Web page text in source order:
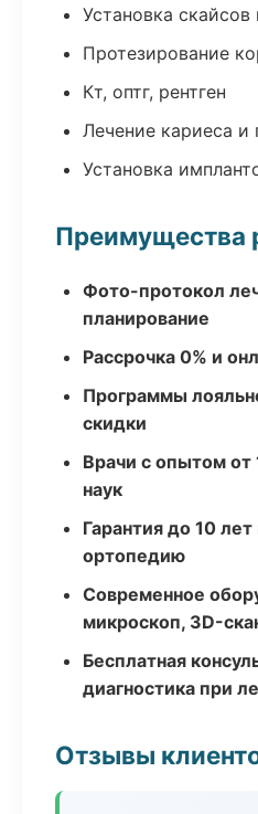
Установка
Протезирование
Кт, оптг, рентген
Лечение кариеса и
Установка
Преимущества
Фото-протокол
планирование
Рассрочка 0% и
Программы
скидки
Врачи с опытом от
наук
Гарантия до 10
ортопедию
Современное
микроскоп, 3D-
Бесплатная
диагностика при
Отзывы